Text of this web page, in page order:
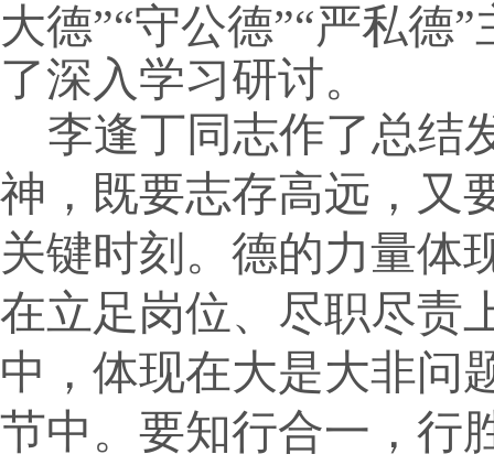
大德”“守公德”“严私德
了深入学习研讨。
李逢丁同志作了总结
神， 既要志存高远，又
关键时刻。德的力量体
在立足岗位、尽职尽责
中，体现在大是大非问
节中。要知行合一，行